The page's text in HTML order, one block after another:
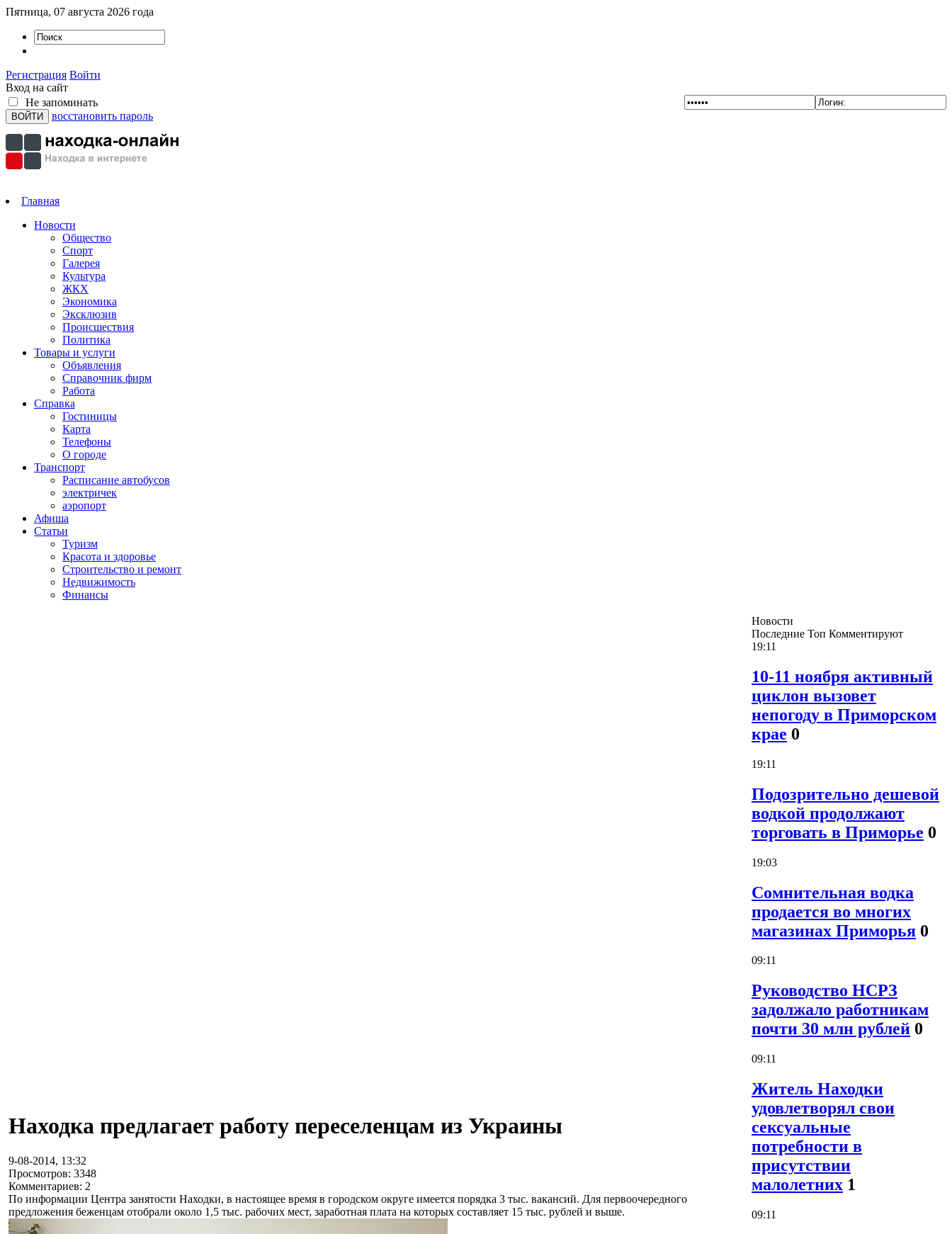
Пятница, 07 августа 2026 года
Регистрация Войти
Вход на сайт
Не запоминать
восстановить пароль
Главная
Новости
Общество
Спорт
Галерея
Культура
ЖКХ
Экономика
Эксклюзив
Проиcшествия
Политика
Товары и услуги
Объявления
Справочник фирм
Работа
Справка
Гостиницы
Карта
Телефоны
О городе
Транспорт
Расписание автобусов
электричек
аэропорт
Афиша
Статьи
Туризм
Красота и здоровье
Строительство и ремонт
Недвижимость
Финансы
Находка предлагает работу переселенцам из Украины
9-08-2014, 13:32
Просмотров: 3348
Комментариев: 2
По информации Центра занятости Находки, в настоящее время в городском округе имеется порядка 3 тыс. вакансий. Для первоочередного
предложения беженцам отобрали около 1,5 тыс. рабочих мест, заработная плата на которых составляет 15 тыс. рублей и выше.
Новости
Последние Топ Комментируют
19:11
10-11 ноября активный
циклон вызовет
непогоду в Приморском
крае 0
19:11
Подозрительно дешевой
водкой продолжают
торговать в Приморье 0
19:03
Сомнительная водка
продается во многих
магазинах Приморья 0
09:11
Руководство НСРЗ
задолжало работникам
почти 30 млн рублей 0
09:11
Житель Находки
удовлетворял свои
сексуальные
потребности в
присутствии
малолетних 1
09:11